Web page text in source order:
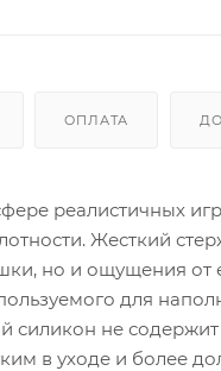
ОПЛАТА
реалистичных
Жесткий
но и ощущения от
для
не содержит
в уходе и более